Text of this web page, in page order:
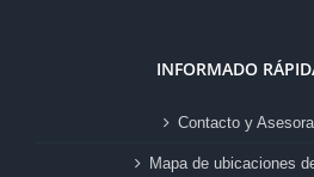
INFORMADO
Contacto y
Mapa de ubicaciones